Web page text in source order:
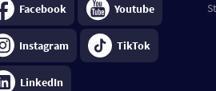
Facebook Youtube
Instagram TikTok
LinkedIn